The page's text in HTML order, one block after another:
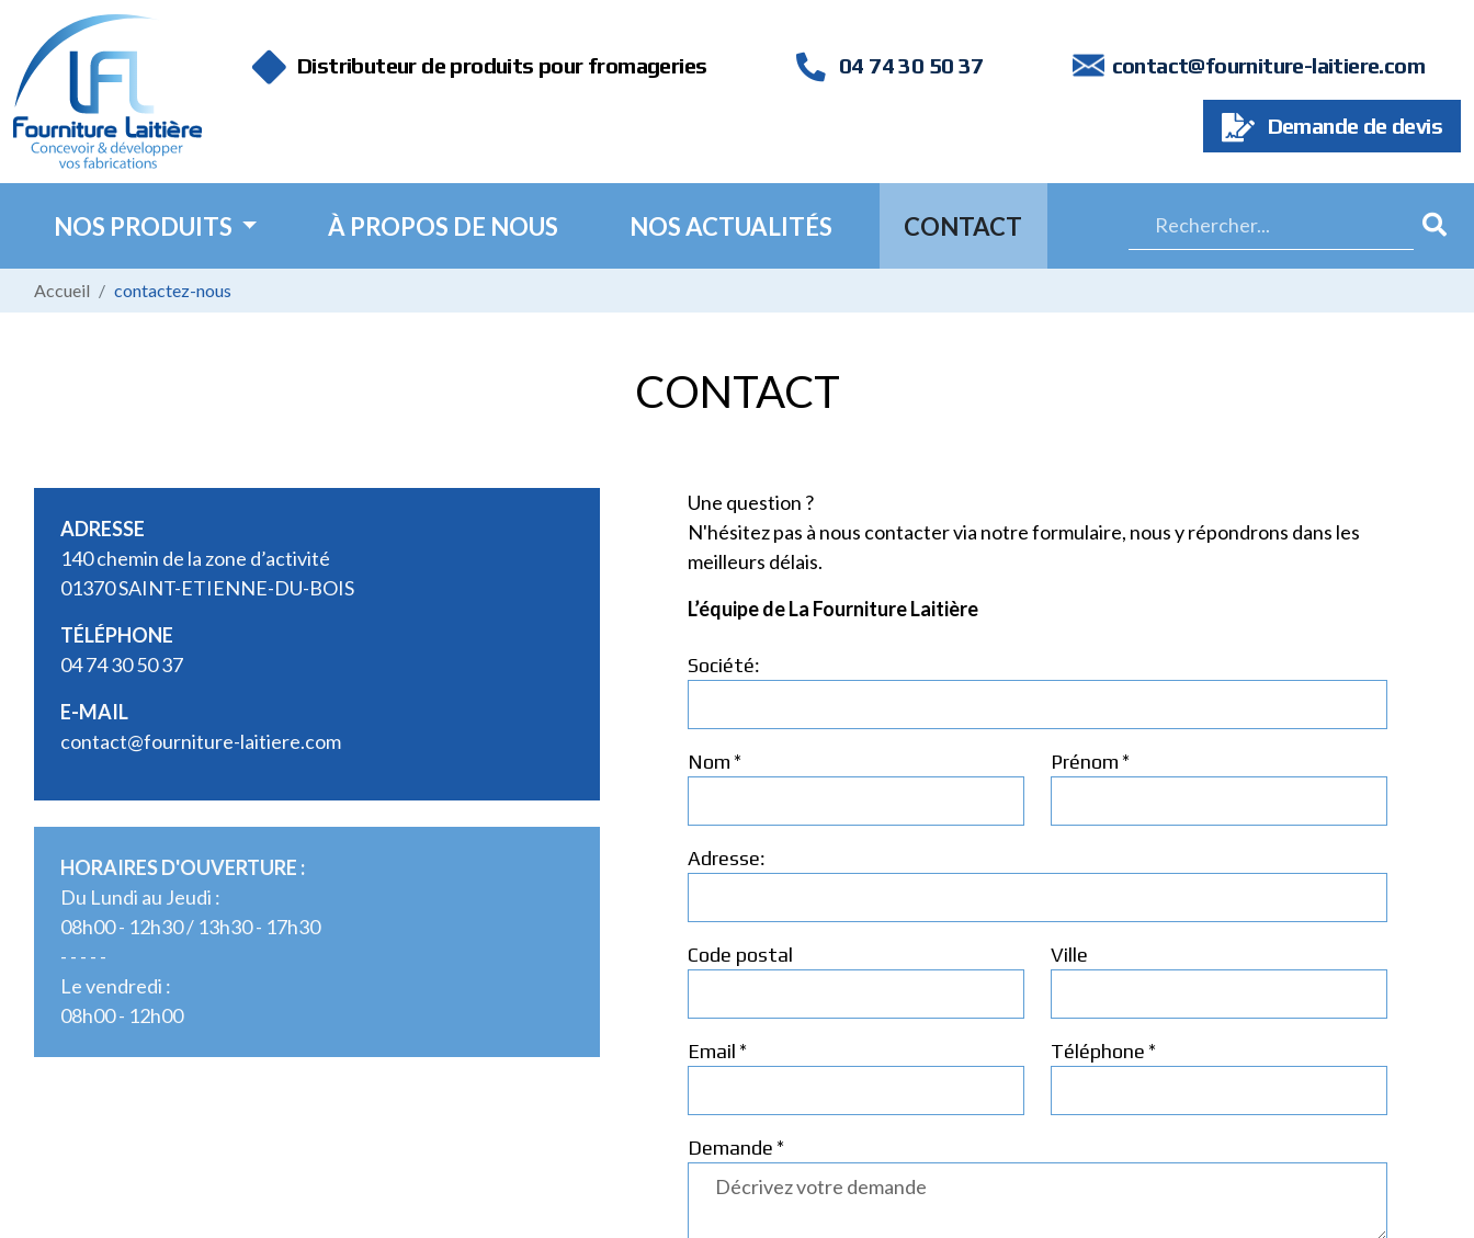
Distributeur de produits pour fromageries 04 74 30 50 37 contact@fourniture-laitiere.com
Demande de devis
NOS PRODUITS À PROPOS DE NOUS NOS ACTUALITÉS CONTACT
Accueil contactez-nous
CONTACT
ADRESSE
140 chemin de la zone d’activité
01370 SAINT-ETIENNE-DU-BOIS
TÉLÉPHONE
04 74 30 50 37
E-MAIL
contact@fourniture-laitiere.com
HORAIRES D'OUVERTURE :
Du Lundi au Jeudi :
08h00 - 12h30 / 13h30 - 17h30
- - - - -
Le vendredi :
08h00 - 12h00
Une question ?
N'hésitez pas à nous contacter via notre formulaire, nous y répondrons dans les
meilleurs délais.
L’équipe de La Fourniture Laitière
Société:
Nom * Prénom *
Adresse:
Code postal Ville
Email * Téléphone *
Demande *
Panneau de gestion des cookies